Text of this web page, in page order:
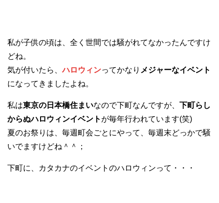
私が子供の頃は、全く世間では騒がれてなかったんですけ
どね。
気が付いたら、ハロウィンってかなり メジャーなイベント
になってきましたよね。
私は東京の日本橋住まいなので下町なんですが、 下町らし
からぬハロウィンイベント が毎年行われています(笑)
夏のお祭りは、毎週町会ごとにやって、毎週末どっかで騒
いでますけどね＾＾；
下町に、カタカナのイベントのハロウィンって・・・